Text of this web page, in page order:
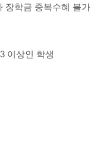
학금 중복수혜 불가
이상인 학생